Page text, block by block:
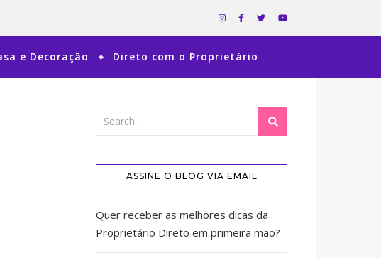
e Decoração Direto com o Proprietário
ASSINE O BLOG VIA EMAIL
Quer receber as melhores dicas da
Proprietário Direto em primeira mão?